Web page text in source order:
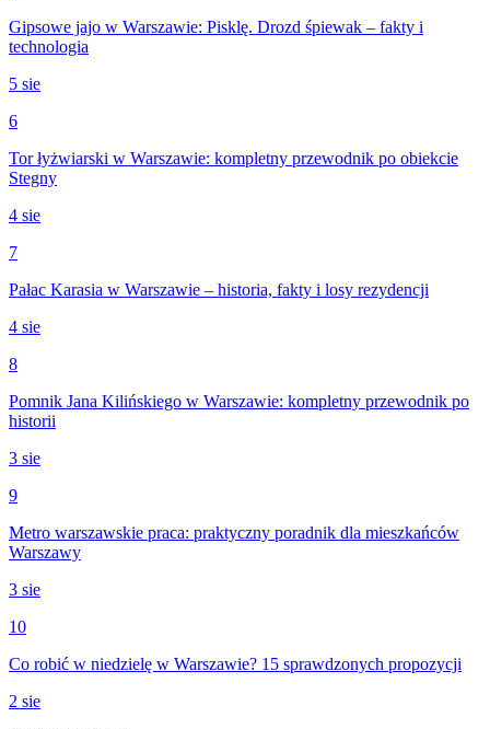
Gipsowe jajo w Warszawie: Pisklę. Drozd śpiewak – fakty i
technologia
5 sie
6
Tor łyżwiarski w Warszawie: kompletny przewodnik po obiekcie
Stegny
4 sie
7
Pałac Karasia w Warszawie – historia, fakty i losy rezydencji
4 sie
8
Pomnik Jana Kilińskiego w Warszawie: kompletny przewodnik po
historii
3 sie
9
Metro warszawskie praca: praktyczny poradnik dla mieszkańców
Warszawy
3 sie
10
Co robić w niedzielę w Warszawie? 15 sprawdzonych propozycji
2 sie